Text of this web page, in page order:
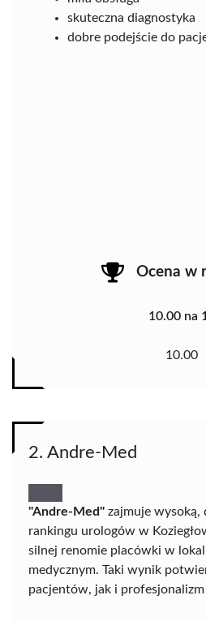
skuteczna diagnostyka
dobre podejście do
Ocena w
10.00 na
10.00
2. Andre-Med
"Andre-Med" zajmuje wysoką,
rankingu urologów w
silnej renomie placówki w
medycznym. Taki wynik
pacjentów, jak i profesjonalizm